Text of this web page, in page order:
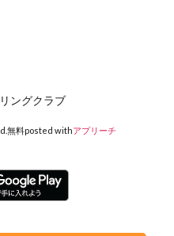
ングクラブ
無料posted withアプリーチ